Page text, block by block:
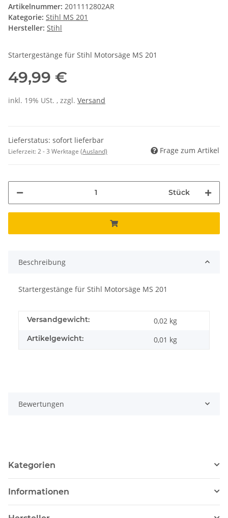
Artikelnummer: 2011112802AR
Kategorie: Stihl MS 201
Hersteller: Stihl
Startergestänge für Stihl Motorsäge MS 201
49,99 €
inkl. 19% USt. , zzgl. Versand
Lieferstatus: sofort lieferbar
Lieferzeit:2 - 3 Werktage (Ausland) Frage zum Artikel
Stück
Beschreibung
Startergestänge für Stihl Motorsäge MS 201
Versandgewicht: 0,02 kg
Artikelgewicht: 0,01 kg
Bewertungen
Kategorien
Informationen